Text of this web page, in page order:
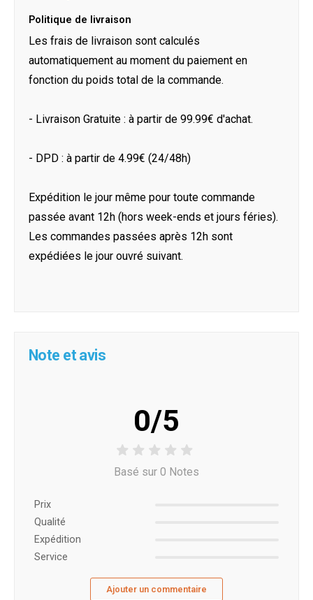
Politique de livraison
Les frais de livraison sont calculés
automatiquement au moment du paiement en
fonction du poids total de la commande.
- Livraison Gratuite : à partir de 99.99€ d'achat.
- DPD : à partir de 4.99€ (24/48h)
Expédition le jour même pour toute commande
passée avant 12h (hors week-ends et jours féries).
Les commandes passées après 12h sont
expédiées le jour ouvré suivant.
Note et avis
0/5
Basé sur 0 Notes
Prix ​​
Qualité
Expédition
Service
Ajouter un commentaire